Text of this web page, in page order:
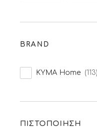
BRAND
KYMA Home (113)
ΠΙΣΤΟΠΟΙΗΣΗ